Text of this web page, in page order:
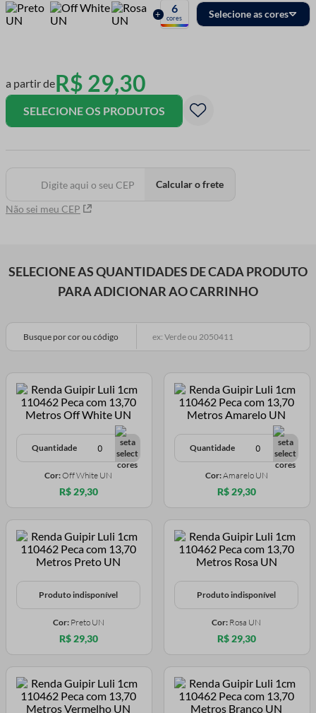
+ 6
cores Selecione as cores
a partir deR$ 29,30
SELECIONE OS PRODUTOS
Não sei meu CEP
Calcular o frete
SELECIONE AS QUANTIDADES DE CADA PRODUTO
PARA ADICIONAR AO CARRINHO
Busque por cor ou código
Quantidade
Cor:Off White UN
R$ 29,30
Quantidade
Cor:Amarelo UN
R$ 29,30
Produto indisponível
Cor: Preto UN
R$ 29,30
Produto indisponível
Cor: Rosa UN
R$ 29,30